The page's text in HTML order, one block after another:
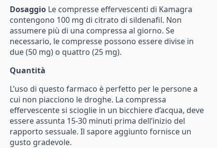
Dosaggio Le compresse effervescenti di Kamagra
contengono 100 mg di citrato di sildenafil. Non
assumere più di una compressa al giorno. Se
necessario, le compresse possono essere divise in
due(50 mg) o quattro (25 mg).
Quantità
L’uso di questo farmaco è perfetto per le personea
cui non piacciono le droghe. La compressa
effervescentesi scioglie in un bicchiere d’acqua, deve
essereassunta 15-30 minuti prima dell’inizio del
rapporto sessuale. Il saporeaggiunto fornisce un
gusto gradevole.